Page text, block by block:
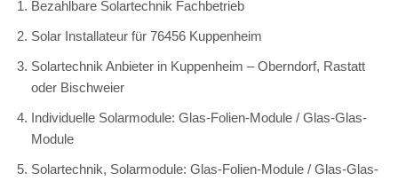
Bezahlbare Solartechnik Fachbetrieb
Solar Installateur für 76456 Kuppenheim
Solartechnik Anbieter in Kuppenheim – Oberndorf, Rastatt
oder Bischweier
Individuelle Solarmodule: Glas-Folien-Module / Glas-Glas-
Module
Solartechnik, Solarmodule: Glas-Folien-Module / Glas-Glas-